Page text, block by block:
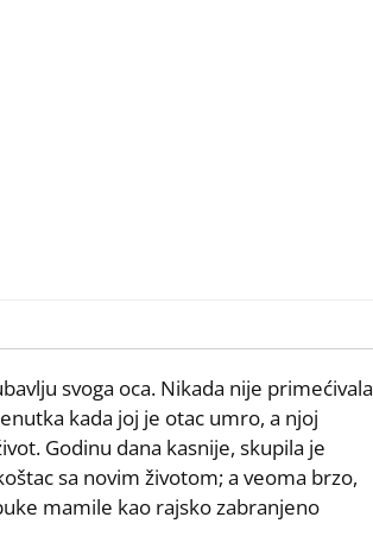
svoga oca. Nikada nije primećivala
kada joj je otac umro, a njoj
Godinu dana kasnije, skupila je
sa novim životom; a veoma brzo,
mamile kao rajsko zabranjeno